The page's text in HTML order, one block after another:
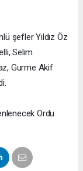
şefler Yıldız Öz
Selim
Gurme Akif
Ordu